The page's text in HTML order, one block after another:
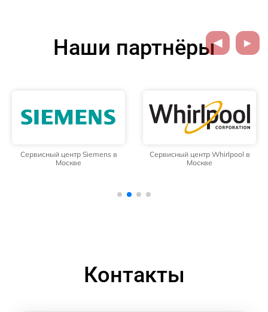
Наши партнёры
Сервисный центр Siemens в
Москве
Сервисный центр Whirlpool в
Москве
Контакты